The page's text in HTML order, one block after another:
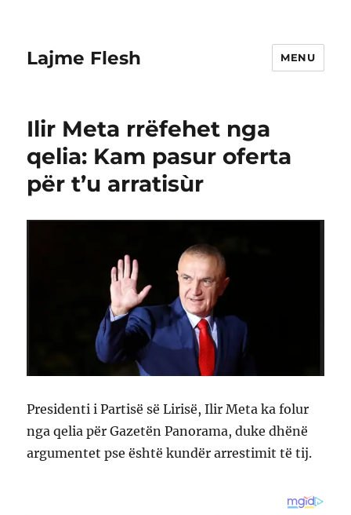
Lajme Flesh MENU
Ilir Meta rrëfehet nga
qelia: Kam pasur oferta
për t’u arratisùr
Presidenti i Partisë së Lirisë, Ilir Meta ka folur
nga qelia për Gazetën Panorama, duke dhënë
argumentet pse është kundër arrestimit të tij.